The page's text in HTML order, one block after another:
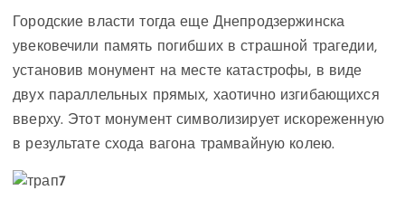
Городские власти тогда еще Днепродзержинска
увековечили память погибших в страшной трагедии,
установив монумент на месте катастрофы, в виде
двух параллельных прямых, хаотично изгибающихся
вверху. Этот монумент символизирует искореженную
в результате схода вагона трамвайную колею.